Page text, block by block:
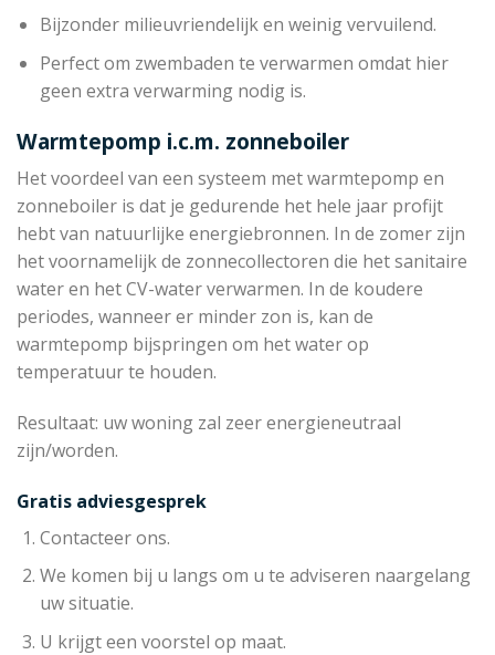
Bijzonder milieuvriendelijk en weinig vervuilend.
Perfect om zwembaden te verwarmen omdat hier
geen extra verwarming nodig is.
Warmtepomp i.c.m. zonneboiler
Het voordeel van een systeem met warmtepomp en
zonneboiler is dat je gedurende het hele jaar profijt
hebt van natuurlijke energiebronnen. In de zomer zijn
het voornamelijk de zonnecollectoren die het sanitaire
water en het CV-water verwarmen. In de koudere
periodes, wanneer er minder zon is, kan de
warmtepomp bijspringen om het water op
temperatuur te houden.
Resultaat: uw woning zal zeer energieneutraal
zijn/worden.
Gratis adviesgesprek
Contacteer ons.
We komen bij u langs om u te adviseren naargelang
uw situatie.
U krijgt een voorstel op maat.